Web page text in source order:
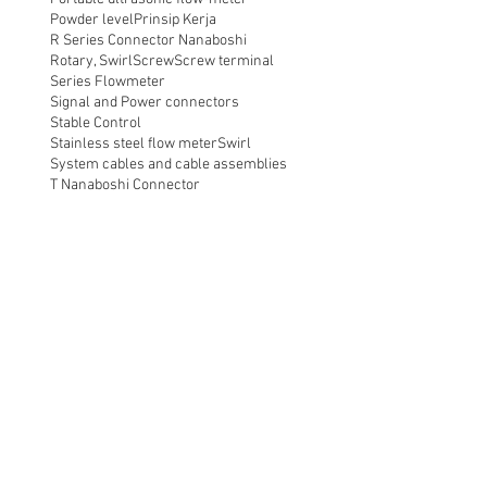
Powder levelPrinsip Kerja
R Series Connector Nanaboshi
Rotary, SwirlScrewScrew terminal
Series Flowmeter
Signal and Power connectors
Stable Control
Stainless steel flow meterSwirl
System cables and cable assemblies
T Nanaboshi Connector